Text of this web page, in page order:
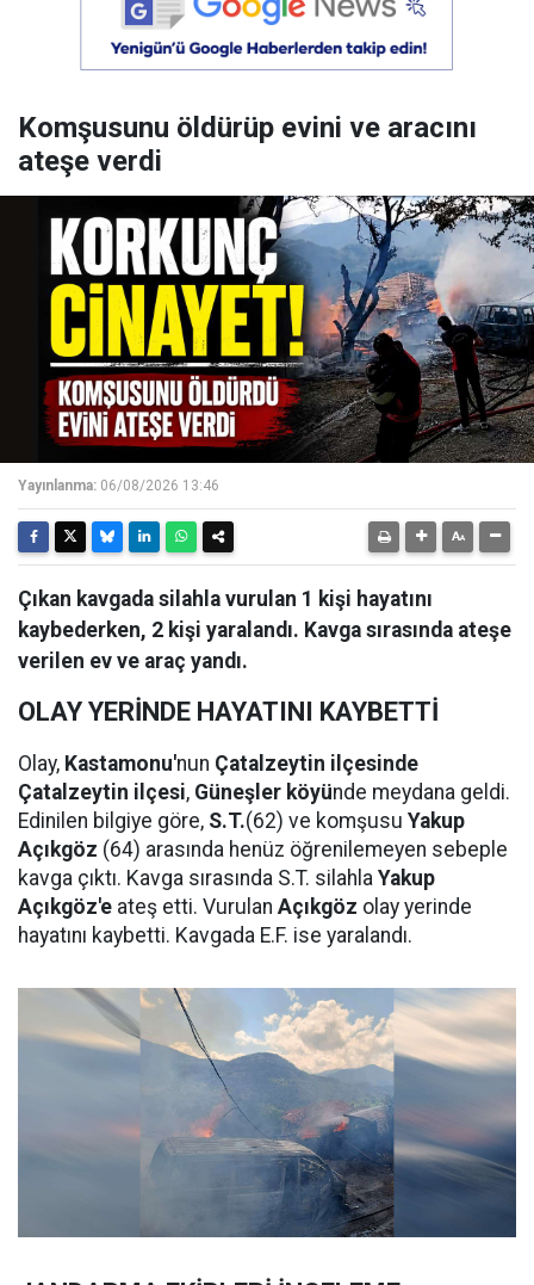
Komşusunu öldürüp evini ve aracını
ateşe verdi
Yayınlanma: 06/08/2026 13:46
Çıkan kavgada silahla vurulan 1 kişi hayatını
kaybederken, 2 kişi yaralandı. Kavga sırasında ateşe
verilen ev ve araç yandı.
OLAY YERİNDE HAYATINI KAYBETTİ
Olay, Kastamonu'nun Çatalzeytin ilçesinde
Çatalzeytin ilçesi, Güneşler köyünde meydana geldi.
Edinilen bilgiye göre, S.T.(62) ve komşusu Yakup
Açıkgöz (64) arasında henüz öğrenilemeyen sebeple
kavga çıktı. Kavga sırasında S.T. silahla Yakup
Açıkgöz'e ateş etti. Vurulan Açıkgöz olay yerinde
hayatını kaybetti. Kavgada E.F. ise yaralandı.